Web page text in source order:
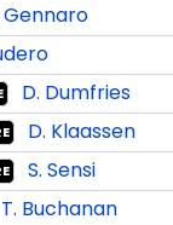
Gennaro
D. Dumfries
D. Klaassen
S. Sensi
T. Buchanan